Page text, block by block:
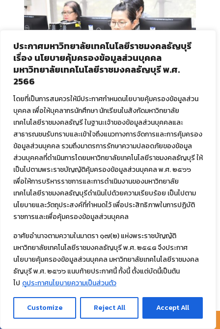
ประกาศมหาวิทยาลัยเทคโนโลยีราชมงคลธัญบุรี
เรื่อง นโยบายคุ้มครองข้อมูลส่วนบุคคล
มหาวิทยาลัยเทคโนโลยีราชมงคลธัญบุรี พ.ศ.
2566
โดยที่เป็นการสมควรให้มีประกาศกำหนดนโยบายคุ้มครองข้อมูลส่วน
บุคคล เพื่อให้บุคลากรนักศึกษา นักเรียนในสังกัดมหาวิทยาลัย
เทคโนโลยีราชมงคลธัญรี ในฐานะเจ้าของข้อมูลส่วนบุคคลและ
สาธารณชนรับทราบและเข้าใจถึงแนวทางการจัดการและการคุ้มครอง
ข้อมูลส่วนบุคคล รวมถึงมาตรการรักษาความปลอดภัยของข้อมูล
ส่วนบุคคลที่ดำเนินการโดยมหาวิทยาลัยเทคโนโลยีราชมงคลธัญบุรี ให้
เป็นไปตามพระราชบัญญัติคุ้มครองข้อมูลส่วนบุคคล พ.ศ. ๒๕๖๖
เพื่อให้การบริหารราชการและการดำเนินงานของมหาวิทยาลัย
เทคโนโลยีราชมงคลธัญบุรีดำเนินไปด้วยความเรียบร้อย เป็นไปตาม
นโยบายและวัตถุประสงค์ที่กำหนดไว้ เพื่อประสิทธิภาพในการปฏิบัติ
ราชการและเพื่อคุ้มครองข้อมูลส่วนบุคคล
อาศัยอำนาจตามความในมาตรา ๑๗(๒) แห่งพระราชบัญญัติ
มหาวิทยาลัยเทคโนโลยีราชมงคลธัญบุรี พ.ศ. ๒๕๔๘ จึงประกาศ
นโยบายคุ้มครองข้อมูลส่วนบุคคล มหาวิทยาลัยเทคโนโลยีราชมงคล
ธัญบุรี พ.ศ. ๒๕๖๖ แนบท้ายประกาศนี้ ทั้งนี้ ตั้งแต่บัดนี้เป็นต้น
ไป ดูประกาศนโยบายความเป็นส่วนตัว
Customize Reject All Accept All